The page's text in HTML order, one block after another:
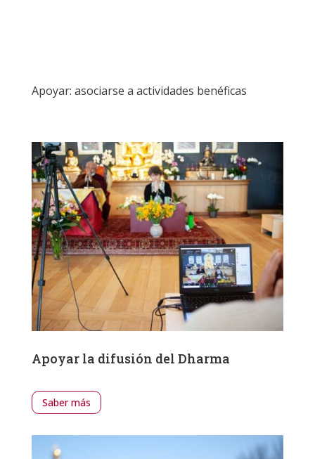
Apoyar: asociarse a actividades benéficas
Apoyar la difusión del Dharma
Saber más